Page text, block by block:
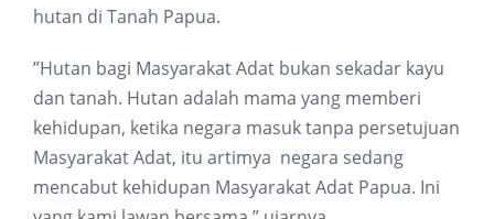
hutan di Tanah Papua.
”Hutan bagi Masyarakat Adat bukan sekadar kayu
dan tanah. Hutan adalah mama yang memberi
kehidupan, ketika negara masuk tanpa persetujuan
Masyarakat Adat, itu artimya negara sedang
mencabut kehidupan Masyarakat Adat Papua. Ini